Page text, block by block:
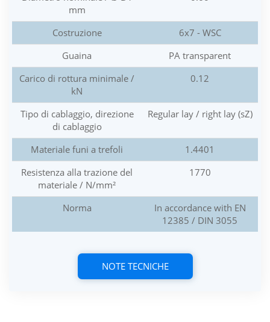
mm
Costruzione
6x7 - WSC
Guaina
PA transparent
Carico di rottura minimale /
kN
0.12
Tipo di cablaggio, direzione
di cablaggio
Regular lay / right lay (sZ)
Materiale funi a trefoli
1.4401
Resistenza alla trazione del
materiale / N/mm²
1770
Norma
In accordance with EN
12385 / DIN 3055
NOTE TECNICHE